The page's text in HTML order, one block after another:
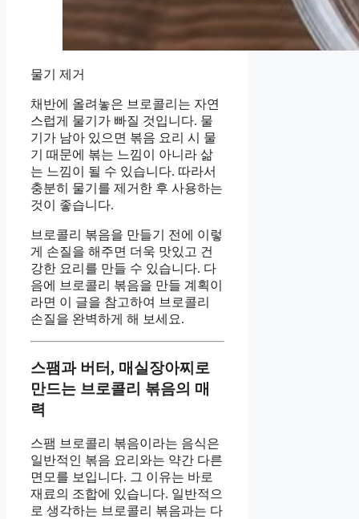
물기 제거
채반에 올려놓은 브로콜리는 자연
스럽게 물기가 빠질 것입니다. 물
기가 남아 있으면 볶음 요리 시 물
기 때문에 볶는 느낌이 아니라 삶
는 느낌이 될 수 있습니다. 따라서
충분히 물기를 제거한 후 사용하는
것이 좋습니다.
브로콜리 볶음을 만들기 전에 이렇
게 손질을 해주면 더욱 맛있고 건
강한 요리를 만들 수 있습니다. 다
음에 브로콜리 볶음을 만들 계획이
라면 이 글을 참고하여 브로콜리
손질을 완벽하게 해 보세요.
스팸과 버터, 매실장아찌로
만드는 브로콜리 볶음의 매
력
스팸 브로콜리 볶음이라는 음식은
일반적인 볶음 요리와는 약간 다른
면모를 보입니다. 그 이유는 바로
재료의 조합에 있습니다. 일반적으
로 생각하는 브로콜리 볶음과는 다